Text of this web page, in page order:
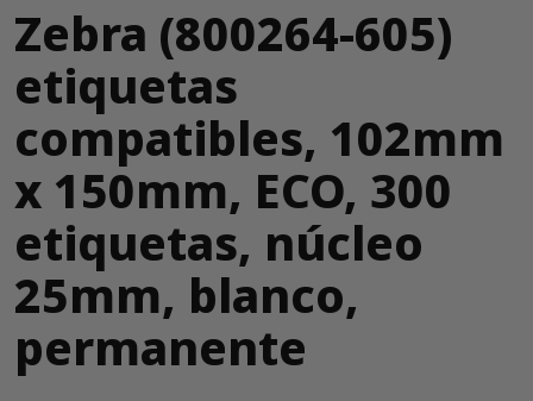
Zebra (800264-605)
etiquetas
compatibles, 102mm
x 150mm, ECO, 300
etiquetas, núcleo
25mm, blanco,
permanente